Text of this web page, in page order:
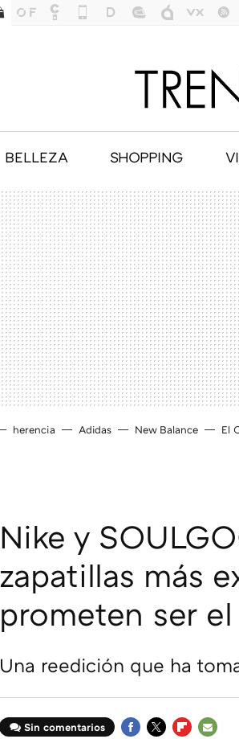
BELLEZA SHOPPING
herencia Adidas New Balance El
Nike y
zapatillas más
prometen ser
Una reedición que ha
Sin comentarios